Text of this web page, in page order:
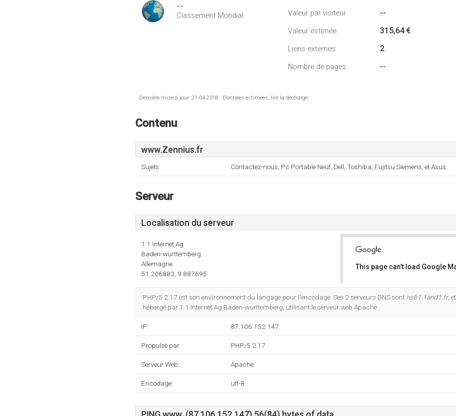
--
Classement Mondial Valeur par visiteur --
Valeur estimée 315,64 €
Liens externes 2
Nombre de pages --
Dernière mise à jour: 21-04-2018 . Données estimées, lire la décharge.
Contenu
www.Zennius.fr
Sujets: Contactez-nous, Pc Portable Neuf, Dell, Toshiba, Fujitsu Siemens, et Asus.
Serveur
Localisation du serveur
1 1 Internet Ag
Baden-wurttemberg
Allemagne
51.206883, 9.887695
This page can't load Google
PHP/5.2.17 est son environnement du langage pour l'encodage. Ses 2 serveurs DNS sont ns61.1and1.fr, et
hébergé par 1 1 Internet Ag Baden-wurttemberg, utilisant le serveur web Apache.
IP: 87.106.152.147
Propulsé par: PHP/5.2.17
Serveur Web: Apache
Encodage: utf-8